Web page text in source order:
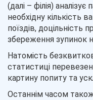
(далі – філія)
необхідну кількість
поїздів, доцільність
збереження зупинок
Натомість
статистиці
картину попиту та
Останнім часом